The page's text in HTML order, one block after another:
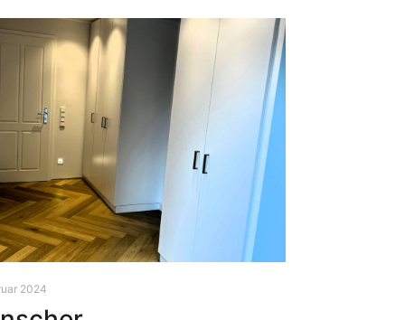
2024